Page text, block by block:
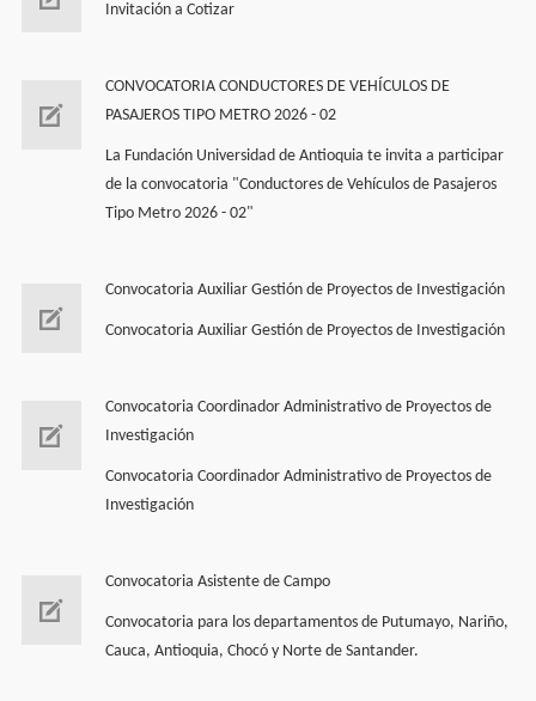
Invitación a Cotizar
CONVOCATORIA CONDUCTORES DE VEHÍCULOS DE
PASAJEROS TIPO METRO 2026 - 02
La Fundación Universidad de Antioquia te invita a participar
de la convocatoria "Conductores de Vehí­culos de Pasajeros
Tipo Metro 2026 - 02"
Convocatoria Auxiliar Gestión de Proyectos de Investigación
Convocatoria Auxiliar Gestión de Proyectos de Investigación
Convocatoria Coordinador Administrativo de Proyectos de
Investigación
Convocatoria Coordinador Administrativo de Proyectos de
Investigación
Convocatoria Asistente de Campo
Convocatoria para los departamentos de Putumayo, Nariño,
Cauca, Antioquia, Chocó y Norte de Santander.